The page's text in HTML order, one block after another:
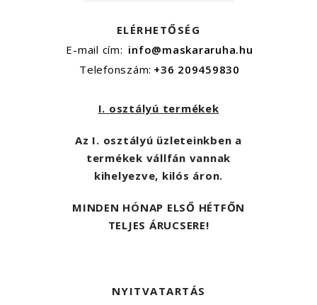
ELÉRHETŐSÉG
E-mail cím: info@maskararuha.hu
Telefonszám: +36 209459830
I. osztályú termékek
Az I. osztályú üzleteinkben a
termékek vállfán vannak
kihelyezve, kilós áron.
MINDEN HÓNAP ELSŐ HÉTFŐN
TELJES ÁRUCSERE!
NYITVATARTÁS